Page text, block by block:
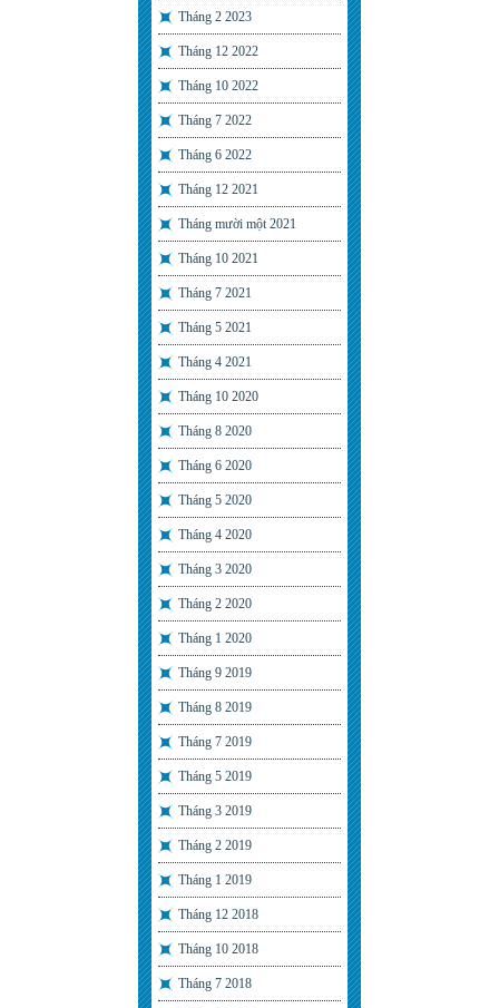
Tháng 2 2023
Tháng 12 2022
Tháng 10 2022
Tháng 7 2022
Tháng 6 2022
Tháng 12 2021
Tháng mười một 2021
Tháng 10 2021
Tháng 7 2021
Tháng 5 2021
Tháng 4 2021
Tháng 10 2020
Tháng 8 2020
Tháng 6 2020
Tháng 5 2020
Tháng 4 2020
Tháng 3 2020
Tháng 2 2020
Tháng 1 2020
Tháng 9 2019
Tháng 8 2019
Tháng 7 2019
Tháng 5 2019
Tháng 3 2019
Tháng 2 2019
Tháng 1 2019
Tháng 12 2018
Tháng 10 2018
Tháng 7 2018